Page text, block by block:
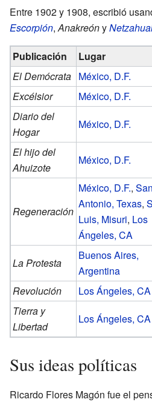
Entre 1902 y 1908, escribió
Escorpión, Anakreóny
Publicación Lugar
El Demócrata México, D.F.
Excélsior
México, D.F.
Diario del
Hogar
México, D.F.
El hijo del
Ahuizote
México, D.F.
Regeneración
México, D.F.,San
Antonio, Texas,
Luis, Misuri, Los
Ángeles, CA
La Protesta
Buenos Aires,
Argentina
Revolución
Los Ángeles, CA
Tierra y
Libertad
Los Ángeles, CA
Sus ideas políticas
Ricardo Flores Magón fue el